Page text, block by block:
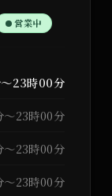
営業中
23時00分
～23時00分
～23時00分
～23時00分